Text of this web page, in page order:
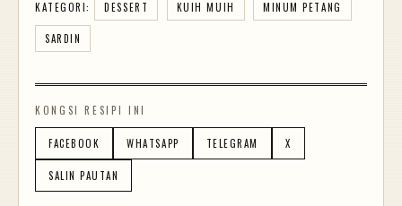
KATEGORI: DESSERT KUIH MUIH MINUM PETANG
SARDIN
KONGSI RESIPI INI
FACEBOOK WHATSAPP TELEGRAM X
SALIN PAUTAN